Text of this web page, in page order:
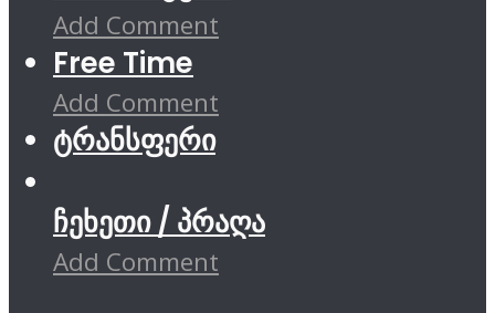
Add Comment
Free Time
Add Comment
ტრანსფერი
ჩეხეთი / პრაღა
Add Comment